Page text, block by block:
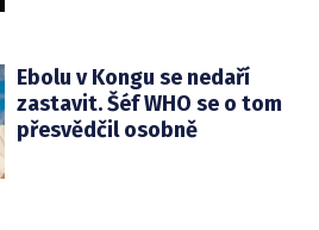
Ebolu v Kongu se nedaří
zastavit. Šéf WHO se o tom
přesvědčil osobně